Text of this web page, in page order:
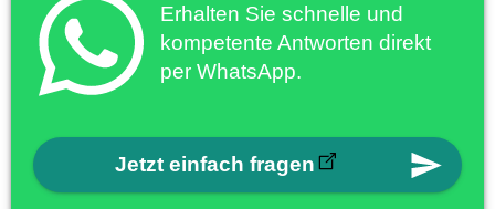
Erhalten Sie schnelle und
kompetente Antworten direkt
per WhatsApp.
Jetzt einfach fragen